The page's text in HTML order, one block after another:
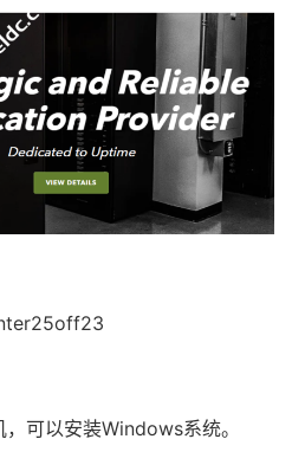
可以安装Windows系统。